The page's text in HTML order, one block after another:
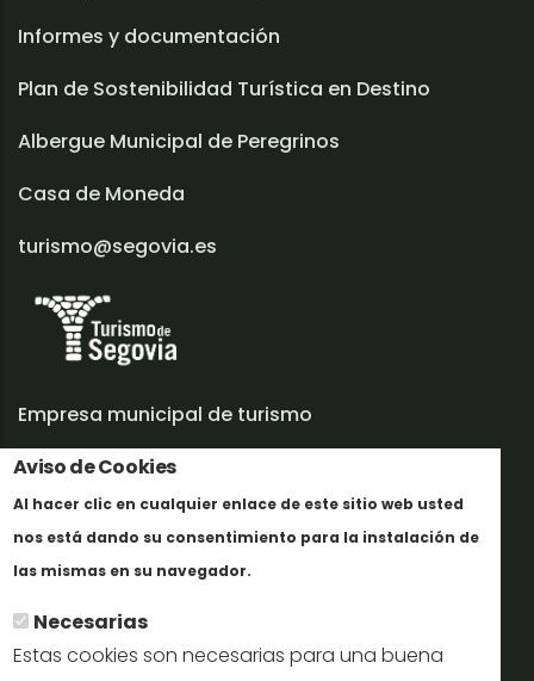
Aviso de Cookies
Al hacer clic en cualquier enlace de este sitio web usted
nos está dando su consentimiento para la instalación de
las mismas en su navegador.
Necesarias
Estas cookies son necesarias para una buena
Informes y documentación
Plan de Sostenibilidad Turística en Destino
Albergue Municipal de Peregrinos
Casa de Moneda
turismo@segovia.es
Empresa municipal de turismo
Trabaja con nosotros
Informes y documentación
Perfil del contratante
Oficinas de Turismo